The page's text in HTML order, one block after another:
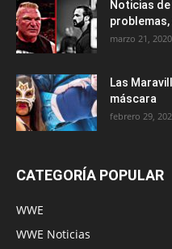
Noticias de
marzo 21, 2020
Las
máscara
febrero 29,
CATEGORÍA POPULAR
WWE
WWE Noticias